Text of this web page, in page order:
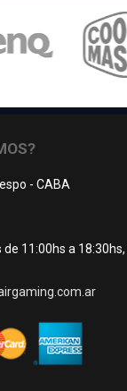
- CABA
de 11:00hs a